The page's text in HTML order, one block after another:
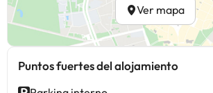
Ver mapa
Puntos fuertes del alojamiento